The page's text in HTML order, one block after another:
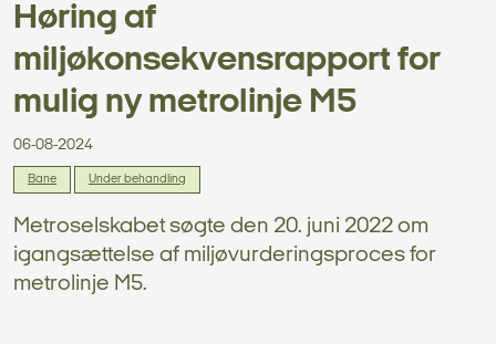
Høring af
miljøkonsekvensrapport for
mulig ny metrolinje M5
06-08-2024
Bane Under behandling
Metroselskabet søgte den 20. juni 2022 om
igangsættelse af miljøvurderingsproces for
metrolinje M5.